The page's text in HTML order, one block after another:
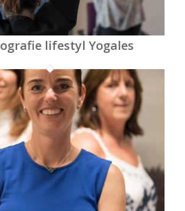
lifestyl Yogales